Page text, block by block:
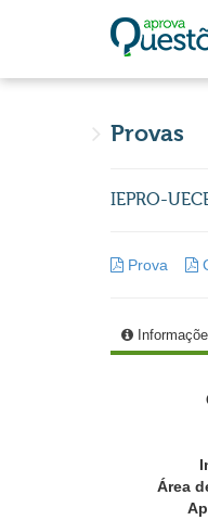
Provas
IEPRO-
Prova
Área